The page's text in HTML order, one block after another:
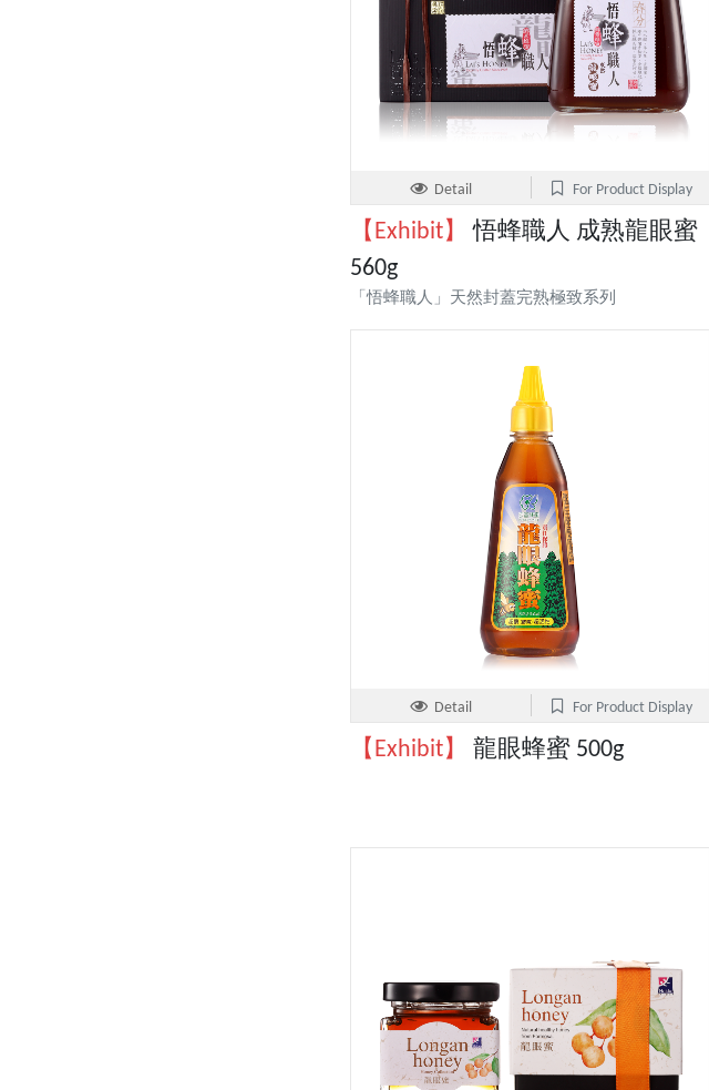
Detail For Product Display
【Exhibit】
悟蜂職人 成熟龍眼蜜
560g
「悟蜂職人」天然封蓋完熟極致系列
Detail For Product Display
【Exhibit】 龍眼蜂蜜 500g